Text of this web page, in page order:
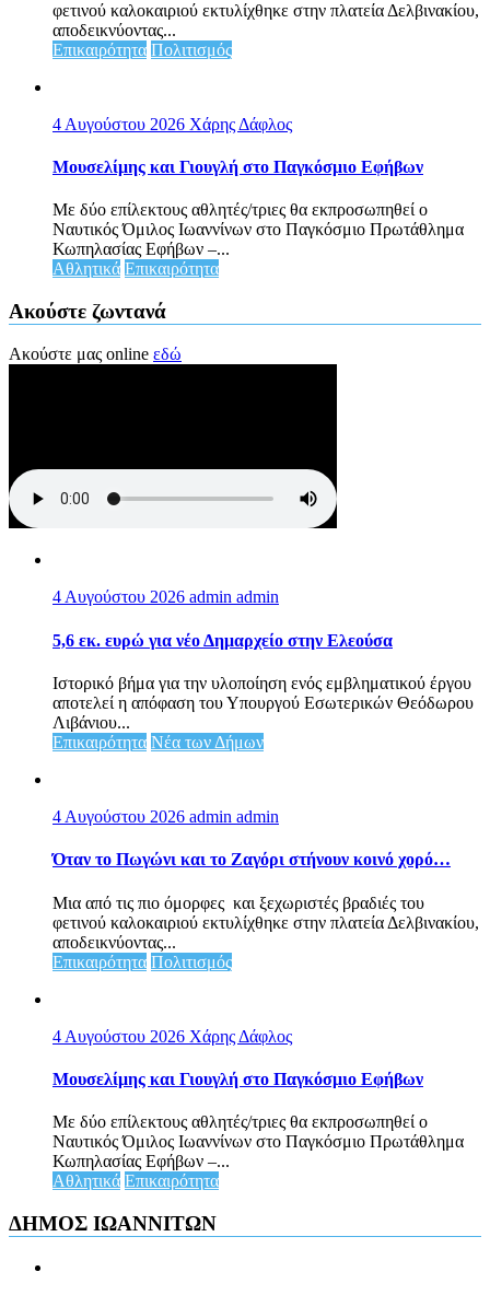
φετινού καλοκαιριού εκτυλίχθηκε στην πλατεία Δελβινακίου,
αποδεικνύοντας...
Επικαιρότητα Πολιτισμός
4 Αυγούστου 2026 Χάρης Δάφλος
Μουσελίμης και Γιουγλή στο Παγκόσμιο Εφήβων
Mε δύο επίλεκτους αθλητές/τριες θα εκπροσωπηθεί ο
Ναυτικός Όμιλος Ιωαννίνων στο Παγκόσμιο Πρωτάθλημα
Κωπηλασίας Εφήβων –...
Αθλητικά Επικαιρότητα
Ακούστε ζωντανά
Ακούστε μας online εδώ
4 Αυγούστου 2026 admin admin
5,6 εκ. ευρώ για νέο Δημαρχείο στην Ελεούσα
Ιστορικό βήμα για την υλοποίηση ενός εμβληματικού έργου
αποτελεί η απόφαση του Υπουργού Εσωτερικών Θεόδωρου
Λιβάνιου...
Επικαιρότητα Νέα των Δήμων
4 Αυγούστου 2026 admin admin
Όταν το Πωγώνι και το Ζαγόρι στήνουν κοινό χορό…
Μια από τις πιο όμορφες και ξεχωριστές βραδιές του
φετινού καλοκαιριού εκτυλίχθηκε στην πλατεία Δελβινακίου,
αποδεικνύοντας...
Επικαιρότητα Πολιτισμός
4 Αυγούστου 2026 Χάρης Δάφλος
Μουσελίμης και Γιουγλή στο Παγκόσμιο Εφήβων
Mε δύο επίλεκτους αθλητές/τριες θα εκπροσωπηθεί ο
Ναυτικός Όμιλος Ιωαννίνων στο Παγκόσμιο Πρωτάθλημα
Κωπηλασίας Εφήβων –...
Αθλητικά Επικαιρότητα
ΔΗΜΟΣ ΙΩΑΝΝΙΤΩΝ